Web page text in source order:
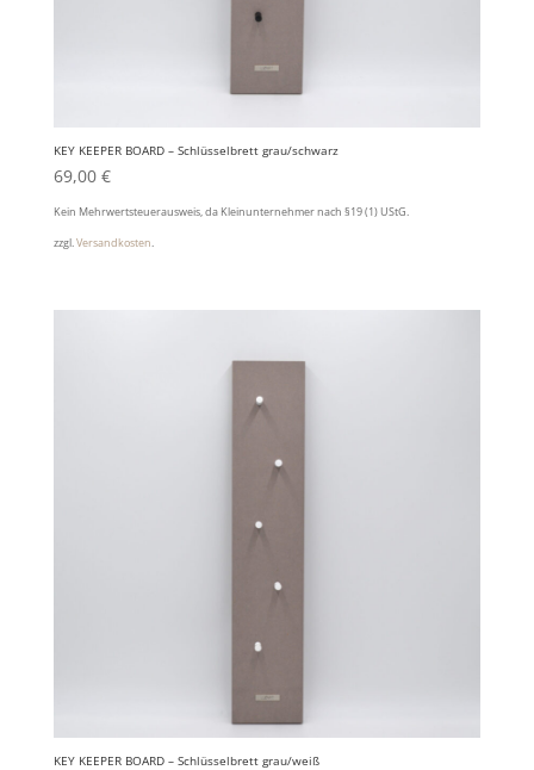
KEY KEEPER BOARD – Schlüsselbrett grau/schwarz
69,00 €
Kein Mehrwertsteuerausweis, da Kleinunternehmer nach §19 (1) UStG.
zzgl.Versandkosten.
KEY KEEPER BOARD – Schlüsselbrett grau/weiß